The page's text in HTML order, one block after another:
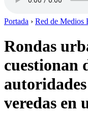
Portada › Red de Medios
Rondas
cuestionan
veredas en